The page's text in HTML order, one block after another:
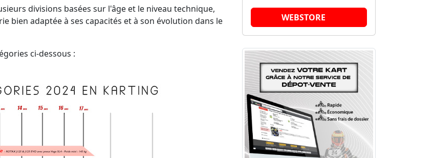
divisions basées sur l'âge et le niveau technique,
bien adaptée à ses capacités et à son évolution dans le
ci-dessous :
WEBSTORE